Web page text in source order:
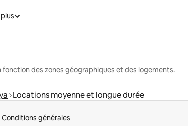
fonction des zones géographiques et des logements.
Locations moyenne et longue durée
Conditions générales